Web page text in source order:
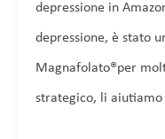
depressione in
depressione, è stato
Magnafolato®per
strategico, li